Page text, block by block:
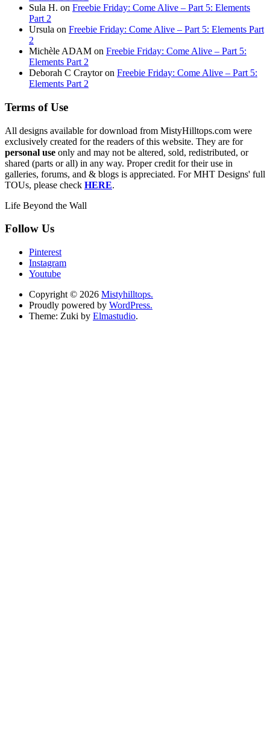
Sula H. on Freebie Friday: Come Alive – Part 5: Elements
Part 2
Ursula on Freebie Friday: Come Alive – Part 5: Elements Part
2
Michèle ADAM on Freebie Friday: Come Alive – Part 5:
Elements Part 2
Deborah C Craytoron Freebie Friday: Come Alive – Part 5:
Elements Part 2
Terms of Use
All designs available for download from MistyHilltops.com were
exclusively created for the readers of this website. They are for
personal use only and may not be altered, sold, redistributed, or
shared (parts or all) in any way. Proper credit for their use in
galleries, forums, and & blogs is appreciated. For MHT Designs' full
TOUs, please check HERE.
Life Beyond the Wall
Follow Us
Pinterest
Instagram
Youtube
Copyright © 2026 Mistyhilltops.
Proudly powered by WordPress.
Theme: Zuki by Elmastudio.